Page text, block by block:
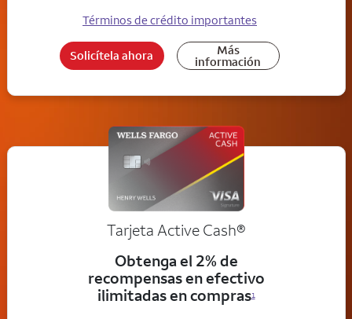
Términos de crédito importantes
Solicítela ahora Más
información
Tarjeta Active Cash®
Obtenga el 2% de
recompensas en efectivo
ilimitadas en compras1